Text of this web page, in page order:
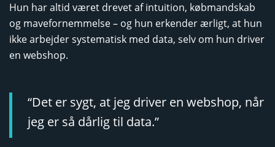
Hun har altid været drevet af intuition, købmandskab
og mavefornemmelse – og hun erkender ærligt, at hun
ikke arbejder systematisk med data, selv om hun driver
en webshop.
“Det er sygt, at jeg driver en webshop, når
jeg er så dårlig til data.”